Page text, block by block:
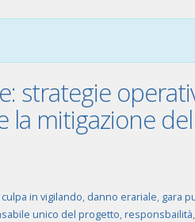
strategie
la mitigazione
culpa in vigilando, danno erariale, gara
unico del progetto,responsbailità,